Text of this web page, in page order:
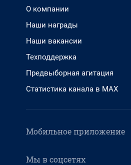
О компании
Наши награды
Наши вакансии
Техподдержка
Предвыборная агитация
Статистика канала в MAX
Мобильное приложение
Мы в соцсетях